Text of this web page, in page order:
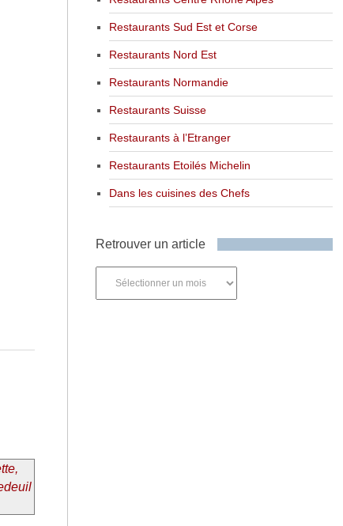
Restaurants Sud Est et Corse
Restaurants Nord Est
Restaurants Normandie
Restaurants Suisse
Restaurants à l’Etranger
Restaurants Etoilés Michelin
Dans les cuisines des Chefs
Retrouver un article